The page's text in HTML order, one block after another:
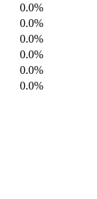
0.0%
0.0%
0.0%
0.0%
0.0%
0.0%